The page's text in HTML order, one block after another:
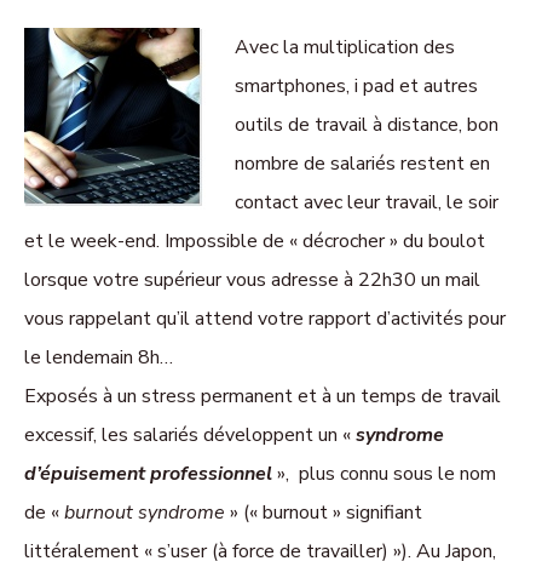
Avec la multiplication des
smartphones, i pad et autres
outils de travail à distance, bon
nombre de salariés restent en
contact avec leur travail, le soir
et le week-end. Impossible de « décrocher » du boulot
lorsque votre supérieur vous adresse à 22h30 un mail
vous rappelant qu’il attend votre rapport d’activités pour
le lendemain 8h…
Exposés à un stress permanent et à un temps de travail
excessif, les salariés développent un «syndrome
d’épuisement professionnel», plus connu sous le nom
de «burnout syndrome » (« burnout » signifiant
littéralement « s’user (à force de travailler) »). Au Japon,